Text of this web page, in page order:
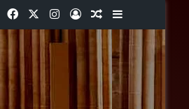
FacebookInstagram
EntrarArtigo aleatório
Barra